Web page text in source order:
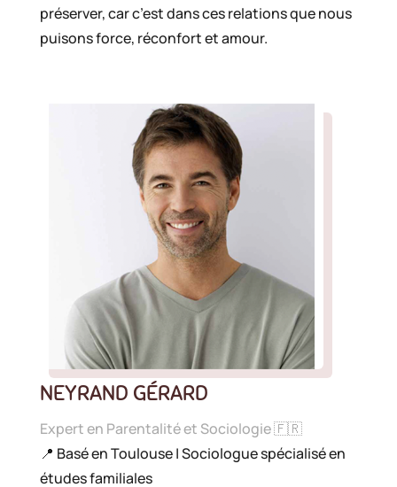
préserver, car c’est dans ces relations que nous
puisons force, réconfort et amour.
NEYRAND GÉRARD
Expert en Parentalité et Sociologie 🇫🇷
📍 Basé en Toulouse | Sociologue spécialisé en
études familiales